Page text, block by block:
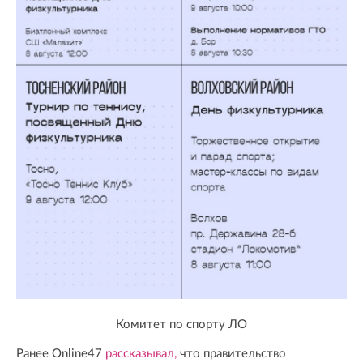
Комитет по спорту ЛО
Ранее Online47 рассказывал, что правительство